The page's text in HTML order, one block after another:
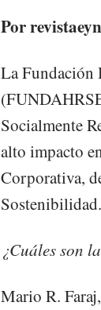
Por
La Fundación
Socialmente
alto impacto
Corporativa,
Sostenibilidad.
¿Cuáles son
Mario R.